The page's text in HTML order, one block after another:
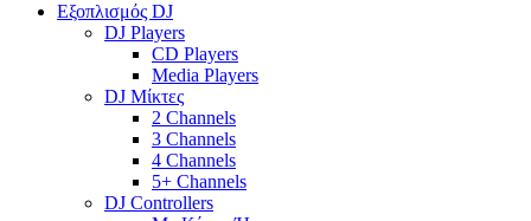
Εξοπλισμός DJ
DJ Players
CD Players
Media Players
DJ Μίκτες
2 Channels
3 Channels
4 Channels
5+ Channels
DJ Controllers